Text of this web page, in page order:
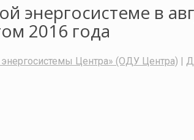
энергосистеме в
2016 года
Центра» (ОДУ Центра) |